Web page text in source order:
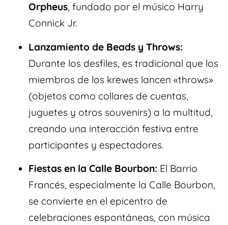
Orpheus, fundado por el músico Harry
Connick Jr.
Lanzamiento de Beads y Throws:
Durante los desfiles, es tradicional que los
miembros de los krewes lancen «throws»
(objetos como collares de cuentas,
juguetes y otros souvenirs) a la multitud,
creando una interacción festiva entre
participantes y espectadores.
Fiestas en la Calle Bourbon: El Barrio
Francés, especialmente la Calle Bourbon,
se convierte en el epicentro de
celebraciones espontáneas, con música